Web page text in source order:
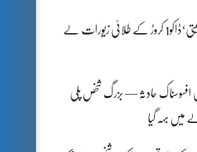
کلرسیداں ڈکیتی‘ڈاکو1 کروڑ کے طلائی زیورات لے
افسوسناک حادثہ — بزرگ شخص پلی
میں بہہ گیا